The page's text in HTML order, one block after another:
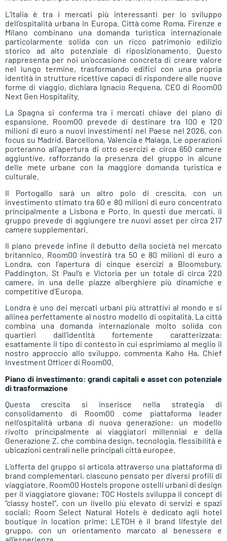
L’Italia è tra i mercati più interessanti per lo sviluppo
dell’ospitalità urbana in Europa. Città come Roma, Firenze e
Milano combinano una domanda turistica internazionale
particolarmente solida con un ricco patrimonio edilizio
storico ad alto potenziale di riposizionamento. Questo
rappresenta per noi un’occasione concreta di creare valore
nel lungo termine, trasformando edifici con una propria
identità in strutture ricettive capaci di rispondere alle nuove
forme di viaggio, dichiara Ignacio Requena, CEO di Room00
Next Gen Hospitality.
La Spagna si conferma tra i mercati chiave del piano di
espansione. Room00 prevede di destinare tra 100 e 120
milioni di euro a nuovi investimenti nel Paese nel 2026, con
focus su Madrid, Barcellona, Valencia e Malaga. Le operazioni
porteranno all’apertura di otto esercizi e circa 650 camere
aggiuntive, rafforzando la presenza del gruppo in alcune
delle mete urbane con la maggiore domanda turistica e
culturale.
Il Portogallo sarà un altro polo di crescita, con un
investimento stimato tra 60 e 80 milioni di euro concentrato
principalmente a Lisbona e Porto. In questi due mercati, il
gruppo prevede di aggiungere tre nuovi asset per circa 217
camere supplementari.
Il piano prevede infine il debutto della società nel mercato
britannico. Room00 investirà tra 50 e 80 milioni di euro a
Londra, con l’apertura di cinque esercizi a Bloomsbury,
Paddington, St Paul’s e Victoria per un totale di circa 220
camere, in una delle piazze alberghiere più dinamiche e
competitive d’Europa.
Londra è uno dei mercati urbani più attrattivi al mondo e si
allinea perfettamente al nostro modello di ospitalità. La città
combina una domanda internazionale molto solida con
quartieri dall’identità fortemente caratterizzata:
esattamente il tipo di contesto in cui esprimiamo al meglio il
nostro approccio allo sviluppo, commenta Kaho Ha, Chief
Investment Officer di Room00.
Piano di investimento: grandi capitali e asset con potenziale
di trasformazione
Questa crescita si inserisce nella strategia di
consolidamento di Room00 come piattaforma leader
nell’ospitalità urbana di nuova generazione: un modello
rivolto principalmente ai viaggiatori millennial e della
Generazione Z, che combina design, tecnologia, flessibilità e
ubicazioni centrali nelle principali città europee.
L’offerta del gruppo si articola attraverso una piattaforma di
brand complementari, ciascuno pensato per diversi profili di
viaggiatore. Room00 Hostels propone ostelli urbani di design
per il viaggiatore giovane; TOC Hostels sviluppa il concept di
“classy hostel”, con un livello più elevato di servizi e spazi
sociali; Room Select Natural Hotels è dedicato agli hotel
boutique in location prime; LETOH è il brand lifestyle del
gruppo, con un orientamento marcato al benessere e
all’esperienza.